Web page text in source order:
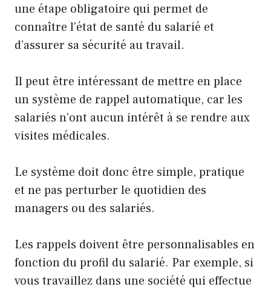
une étape obligatoire qui permet de
connaître l’état de santé du salarié et
d’assurer sa sécurité au travail.
Il peut être intéressant de mettre en place
un système de rappel automatique, car les
salariés n’ont aucun intérêt à se rendre aux
visites médicales.
Le système doit donc être simple, pratique
et ne pas perturber le quotidien des
managers ou des salariés.
Les rappels doivent être personnalisables en
fonction du profil du salarié. Par exemple, si
vous travaillez dans une société qui effectue